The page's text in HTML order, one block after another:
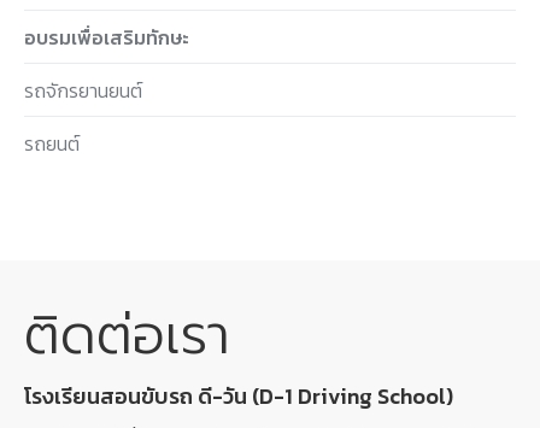
อบรมเพื่อเสริมทักษะ
รถจักรยานยนต์
รถยนต์
ติดต่อเรา
โรงเรียนสอนขับรถ ดี-วัน (D-1 Driving School)